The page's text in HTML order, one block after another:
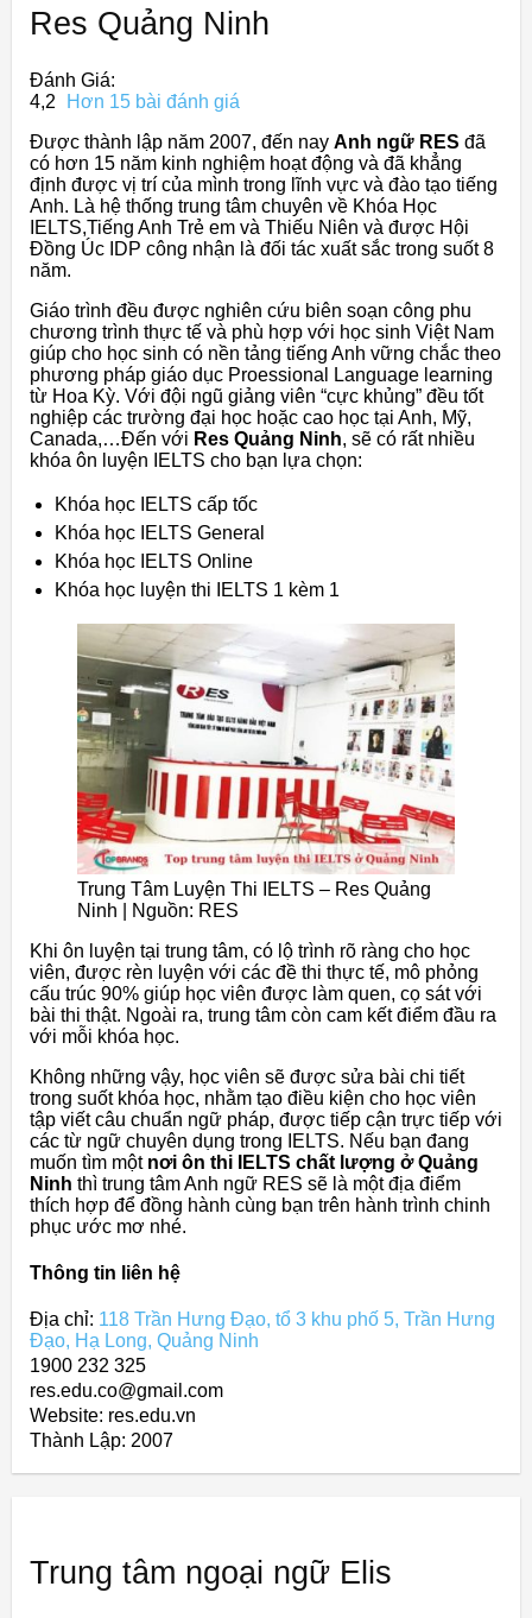
Res Quảng Ninh
Đánh Giá:
4,2
Hơn 15 bài đánh giá
Được thành lập năm 2007, đến nay Anh ngữ RES đã
có hơn 15 năm kinh nghiệm hoạt động và đã khẳng
định được vị trí của mình trong lĩnh vực và đào tạo tiếng
Anh. Là hệ thống trung tâm chuyên về Khóa Học
IELTS,Tiếng Anh Trẻ em và Thiếu Niên và được Hội
Đồng Úc IDP công nhận là đối tác xuất sắc trong suốt 8
năm.
Giáo trình đều được nghiên cứu biên soạn công phu
chương trình thực tế và phù hợp với học sinh Việt Nam
giúp cho học sinh có nền tảng tiếng Anh vững chắc theo
phương pháp giáo dục Proessional Language learning
từ Hoa Kỳ. Với đội ngũ giảng viên “cực khủng” đều tốt
nghiệp các trường đại học hoặc cao học tại Anh, Mỹ,
Canada,…Đến với Res Quảng Ninh, sẽ có rất nhiều
khóa ôn luyện IELTS cho bạn lựa chọn:
Khóa học IELTS cấp tốc
Khóa học IELTS General
Khóa học IELTS Online
Khóa học luyện thi IELTS 1 kèm 1
Trung Tâm Luyện Thi IELTS – Res Quảng
Ninh | Nguồn: RES
Khi ôn luyện tại trung tâm, có lộ trình rõ ràng cho học
viên, được rèn luyện với các đề thi thực tế, mô phỏng
cấu trúc 90% giúp học viên được làm quen, cọ sát với
bài thi thật. Ngoài ra, trung tâm còn cam kết điểm đầu ra
với mỗi khóa học.
Không những vậy, học viên sẽ được sửa bài chi tiết
trong suốt khóa học, nhằm tạo điều kiện cho học viên
tập viết câu chuẩn ngữ pháp, được tiếp cận trực tiếp với
các từ ngữ chuyên dụng trong IELTS. Nếu bạn đang
muốn tìm một nơi ôn thi IELTS chất lượng ở Quảng
Ninh thì trung tâm Anh ngữ RES sẽ là một địa điểm
thích hợp để đồng hành cùng bạn trên hành trình chinh
phục ước mơ nhé.
Thông tin liên hệ
Địa chỉ: 118 Trần Hưng Đạo, tổ 3 khu phố 5, Trần Hưng
Đạo, Hạ Long, Quảng Ninh
1900 232 325
res.edu.co@gmail.com
Website: res.edu.vn
Thành Lập: 2007
Trung tâm ngoại ngữ Elis